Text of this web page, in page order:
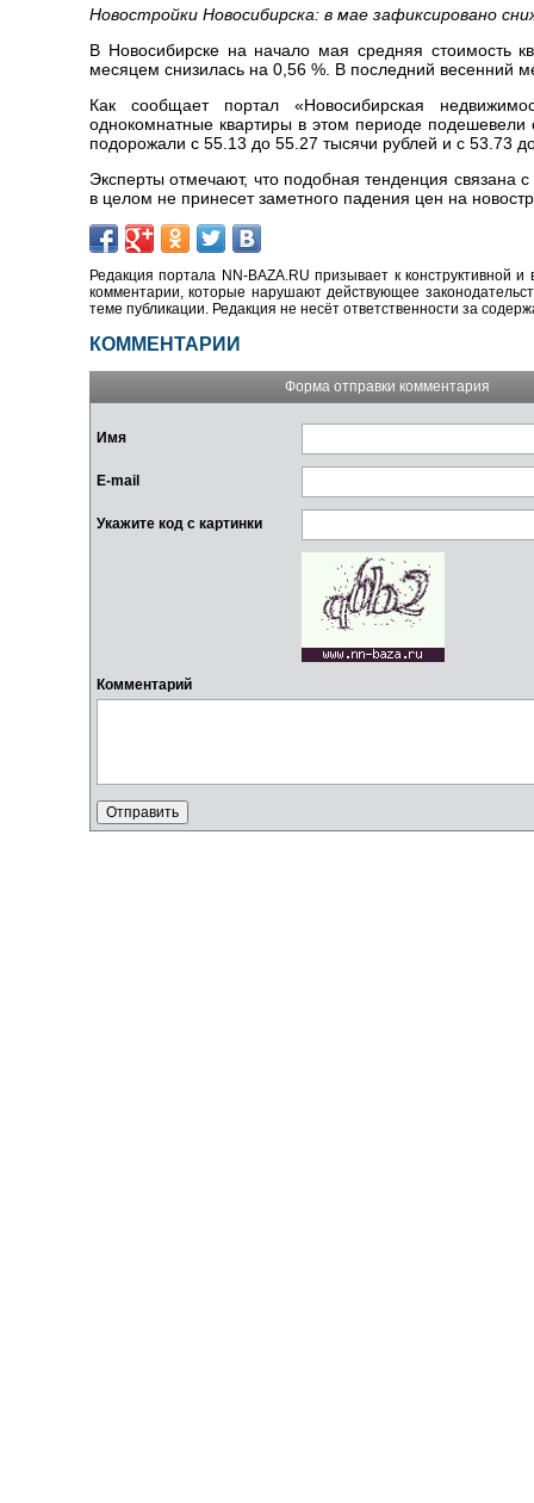
Новостройки Новосибирска: в мае зафиксировано
В Новосибирске на начало мая средняя стоимость
месяцем снизилась на 0,56 %. В последний весенний
Как сообщает портал «Новосибирская
однокомнатные квартиры в этом периоде
подорожали с 55.13 до 55.27 тысячи рублей и с 53.73
Эксперты отмечают, что подобная тенденция
в целом не принесет заметного падения цен на
Редакция портала NN-BAZA.RU призывает к конструктивной
комментарии, которые нарушают действующее
теме публикации. Редакция не несёт ответственности за
КОММЕНТАРИИ
Форма отправки комментария
Имя
E-mail
Укажите код с картинки
Комментарий